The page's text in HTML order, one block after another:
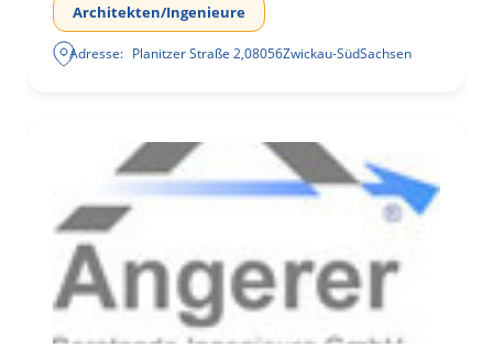
Architekten/Ingenieure
Adresse: Planitzer Straße 2,08056Zwickau-SüdSachsen